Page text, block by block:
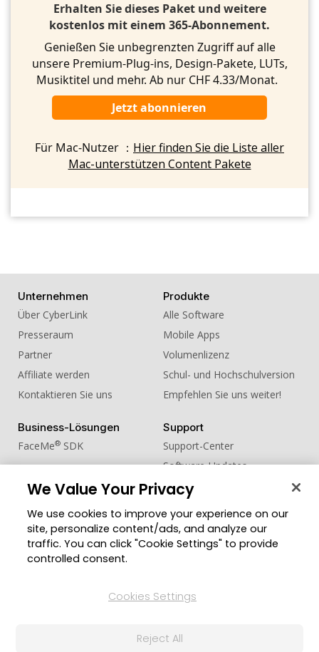
Erhalten Sie dieses Paket und weitere
kostenlos mit einem 365-Abonnement.
Genießen Sie unbegrenzten Zugriff auf alle
unsere Premium-Plug-ins, Design-Pakete, LUTs,
Musiktitel und mehr. Ab nur CHF 4.33/Monat.
Jetzt abonnieren
Für Mac-Nutzer ： Hier finden Sie die Liste aller
Mac-unterstützen Content Pakete
Unternehmen
Über CyberLink
Presseraum
Partner
Affiliate werden
Kontaktieren Sie uns
Produkte
Alle Software
Mobile Apps
Volumenlizenz
Schul- und Hochschulversion
Empfehlen Sie uns weiter!
Business-Lösungen
FaceMe® SDK
Support
Support-Center
Software-Updates
Lernen + Wissen
Community
Mitgliederbereich
Blog
Region ändern
© 2026 CyberLink Corp. Alle Rechte vorbehalten.
We Value Your Privacy
We use cookies to improve your experience on our
site, personalize content/ads, and analyze our
traffic. You can click "Cookie Settings" to provide
controlled consent.
Cookies Settings
Reject All